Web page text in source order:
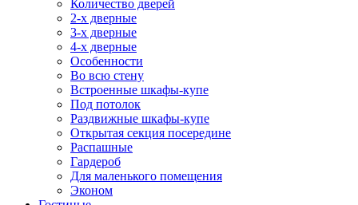
Количество дверей
2-х дверные
3-х дверные
4-х дверные
Особенности
Во всю стену
Встроенные шкафы-купе
Под потолок
Раздвижные шкафы-купе
Открытая секция посередине
Распашные
Гардероб
Для маленького помещения
Эконом